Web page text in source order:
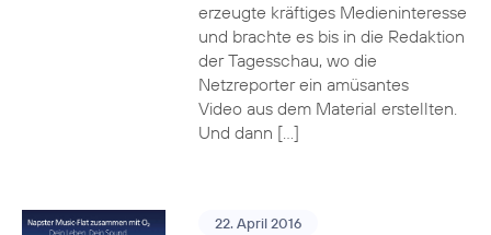
erzeugte kräftiges Medieninteresse
und brachte es bis in die Redaktion
der Tagesschau, wo die
Netzreporter ein amüsantes
Video aus dem Material erstellten.
Und dann […]
22. April 2016